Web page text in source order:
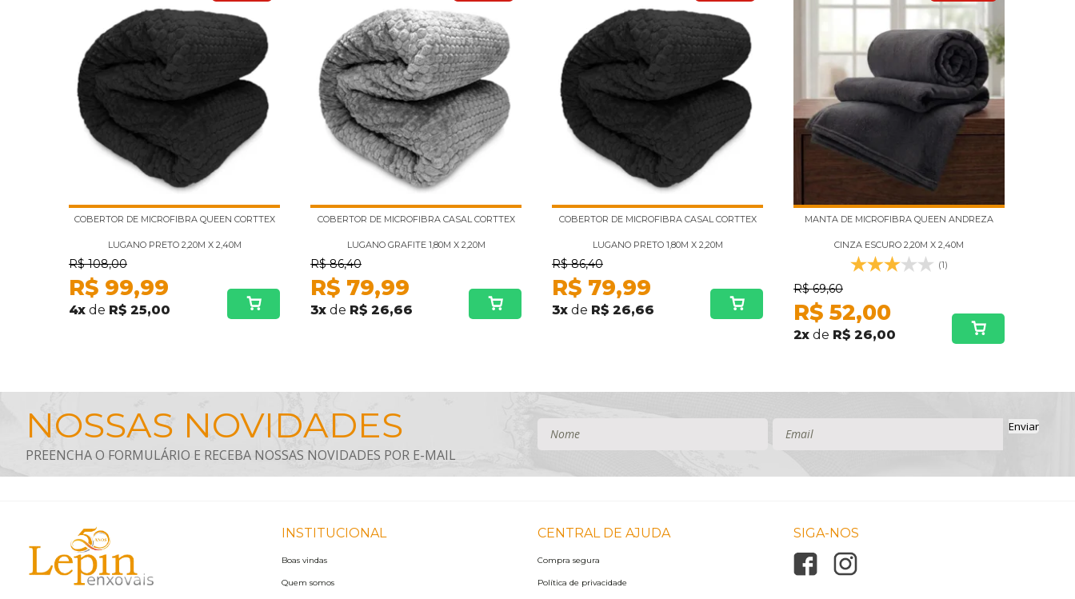
COBERTOR DE MICROFIBRA QUEEN CORTTEX
LUGANO PRETO 2,20M X 2,40M
R$ 108,00
R$ 99,99
4x de R$ 25,00
COBERTOR DE MICROFIBRA CASAL CORTTEX
LUGANO GRAFITE 1,80M X 2,20M
R$ 86,40
R$ 79,99
3x de R$ 26,66
COBERTOR DE MICROFIBRA CASAL CORTTEX
LUGANO PRETO 1,80M X 2,20M
R$ 86,40
R$ 79,99
3x de R$ 26,66
MANTA DE MICROFIBRA QUEEN ANDREZA
CINZA ESCURO 2,20M X 2,40M
(1)
R$ 69,60
R$ 52,00
2x de R$ 26,00
Enviar
INSTITUCIONAL
Boas vindas
Quem somos
CENTRAL DE AJUDA
Compra segura
Política de privacidade
SIGA-NOS